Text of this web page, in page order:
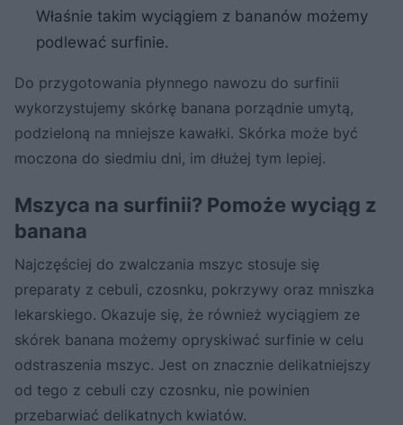
Właśnie takim wyciągiem z bananów możemy
podlewać surfinie.
Do przygotowania płynnego nawozu do surfinii
wykorzystujemy skórkę banana porządnie umytą,
podzieloną na mniejsze kawałki. Skórka może być
moczona do siedmiu dni, im dłużej tym lepiej.
Mszyca na surfinii? Pomoże wyciąg z
banana
Najczęściej do zwalczania mszyc stosuje się
preparaty z cebuli, czosnku, pokrzywy oraz mniszka
lekarskiego. Okazuje się, że również wyciągiem ze
skórek banana możemy opryskiwać surfinie w celu
odstraszenia mszyc. Jest on znacznie delikatniejszy
od tego z cebuli czy czosnku, nie powinien
przebarwiać delikatnych kwiatów.